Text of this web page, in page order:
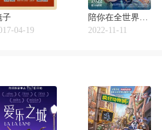
子
04-19
陪你在全世界长大
2022-11-11